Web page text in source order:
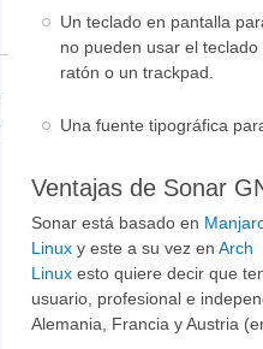
Un teclado en pantalla
no pueden usar el
ratón o un trackpad.
Una fuente tipográfica
Ventajas de Sonar
Sonar está basado en
Linux y este a su vez en Arch
Linux esto quiere decir que
usuario, profesional e
Alemania, Francia y Austria